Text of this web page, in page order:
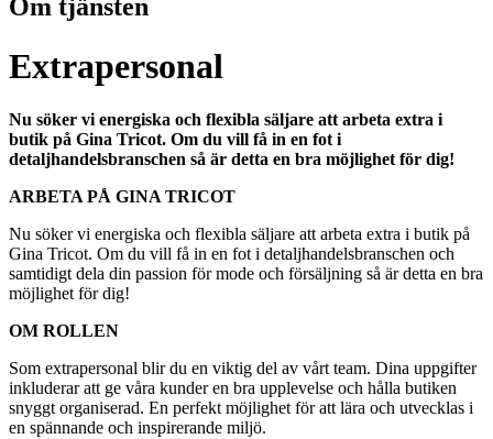
Om tjänsten
Extrapersonal
Nu söker vi energiska och flexibla säljare att arbeta extra i
butik på Gina Tricot. Om du vill få in en fot i
detaljhandelsbranschen så är detta en bra möjlighet för dig!
ARBETA PÅ GINA TRICOT
Nu söker vi energiska och flexibla säljare att arbeta extra i butik på
Gina Tricot. Om du vill få in en fot i detaljhandelsbranschen och
samtidigt dela din passion för mode och försäljning så är detta en bra
möjlighet för dig!
OM ROLLEN
Som extrapersonal blir du en viktig del av vårt team. Dina uppgifter
inkluderar att ge våra kunder en bra upplevelse och hålla butiken
snyggt organiserad. En perfekt möjlighet för att lära och utvecklas i
en spännande och inspirerande miljö.